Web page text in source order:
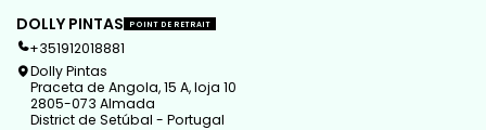
DOLLY PINTAS POINT DE RETRAIT
+351912018881
Dolly Pintas
Praceta de Angola, 15 A, loja 10
2805-073 Almada
District de Setúbal - Portugal